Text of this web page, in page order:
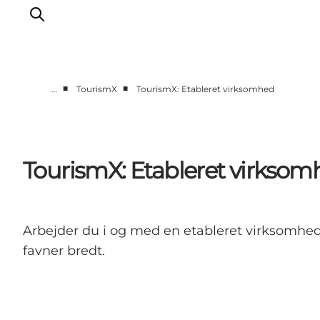
Turismeviden
Om Wonderful Copenhagen
… ■ TourismX ■ TourismX: Etableret virksomhed
TourismX: Etableret
Arbejder du i og med en etableret
favner bredt.